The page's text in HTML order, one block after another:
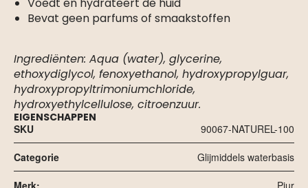
Voedt en hydrateert de huid
Bevat geen parfums of smaakstoffen
Ingrediënten: Aqua (water), glycerine,
ethoxydiglycol, fenoxyethanol, hydroxypropylguar,
hydroxypropyltrimoniumchloride,
hydroxyethylcellulose, citroenzuur.
EIGENSCHAPPEN
SKU
90067-NATUREL-100
Categorie Glijmiddels waterbasis